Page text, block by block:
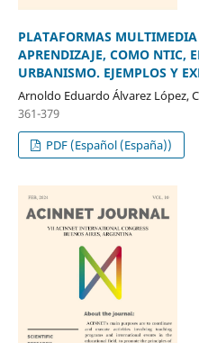
PLATAFORMAS
APRENDIZAJE, COMO NTIC,
URBANISMO. EJEMPLOS Y
Arnoldo Eduardo Álvarez López,
361-379
PDF (Español (España))